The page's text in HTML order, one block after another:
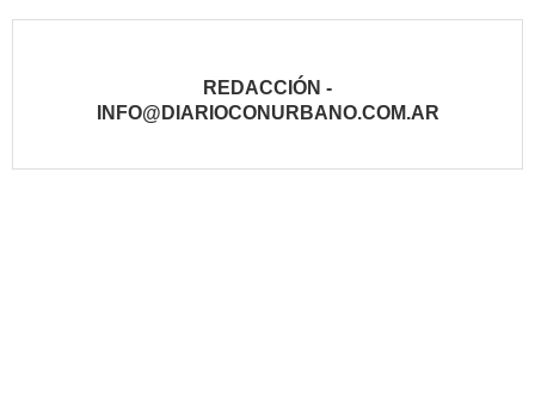
REDACCIÓN -
INFO@DIARIOCONURBANO.COM.AR